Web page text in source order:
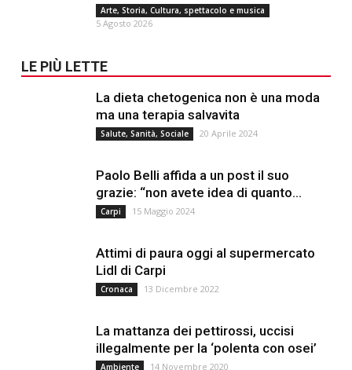
Arte, Storia, Cultura, spettacolo e musica
5 Agosto 2026
LE PIÙ LETTE
La dieta chetogenica non è una moda
ma una terapia salvavita
Salute, Sanità, Sociale 20 Aprile 2024
Paolo Belli affida a un post il suo
grazie: “non avete idea di quanto...
Carpi 15 Maggio 2024
Attimi di paura oggi al supermercato
Lidl di Carpi
Cronaca 13 Dicembre 2022
La mattanza dei pettirossi, uccisi
illegalmente per la ‘polenta con osei’
Ambiente 14 Novembre 2020